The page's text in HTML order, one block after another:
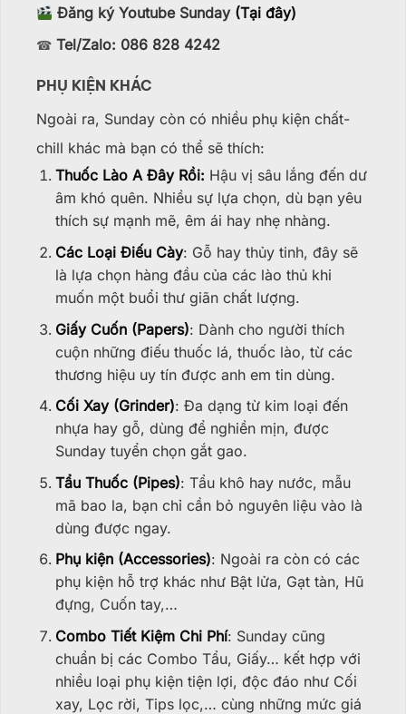
Đăng ký Youtube Sunday (Tại đây)
☎ Tel/Zalo: 086 828 4242
PHỤ KIỆN KHÁC
Ngoài ra, Sunday còn có nhiều phụ kiện chất-
chill khác mà bạn có thể sẽ thích:
Thuốc Lào A Đây Rồi: Hậu vị sâu lắng đến dư
âm khó quên. Nhiều sự lựa chọn, dù bạn yêu
thích sự mạnh mẽ, êm ái hay nhẹ nhàng.
Các Loại Điếu Cày: Gỗ hay thủy tinh, đây sẽ
là lựa chọn hàng đầu của các lào thủ khi
muốn một buổi thư giãn chất lượng.
Giấy Cuốn (Papers): Dành cho người thích
cuộn những điếu thuốc lá, thuốc lào, từ các
thương hiệu uy tín được anh em tin dùng.
Cối Xay (Grinder): Đa dạng từ kim loại đến
nhựa hay gỗ, dùng để nghiền mịn, được
Sunday tuyển chọn gắt gao.
Tẩu Thuốc (Pipes): Tẩu khô hay nước, mẫu
mã bao la, bạn chỉ cần bỏ nguyên liệu vào là
dùng được ngay.
Phụ kiện (Accessories): Ngoài ra còn có các
phụ kiện hỗ trợ khác như Bật lửa, Gạt tàn, Hũ
đựng, Cuốn tay,…
Combo Tiết Kiệm Chi Phí: Sunday cũng
chuẩn bị các Combo Tẩu, Giấy… kết hợp với
nhiều loại phụ kiện tiện lợi, độc đáo như Cối
xay, Lọc rời, Tips lọc,… cùng những mức giá